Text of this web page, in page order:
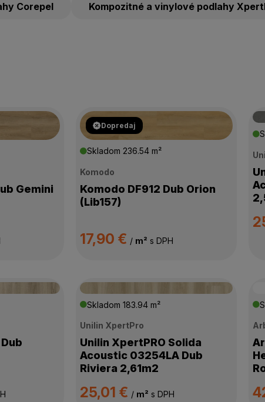
Corepel Kompozitné a vinylové podlahy
Gemini
Dopredaj
Skladom 236.54 m²
Komodo
Komodo DF912 Dub Orion
(Lib157)
17,90 € / m² s DPH
Skladom 183.94 m²
Unilin XpertPro
Unilin XpertPRO Solida
Acoustic 03254LA Dub
Riviera 2,61m2
25,01 € / m² s DPH